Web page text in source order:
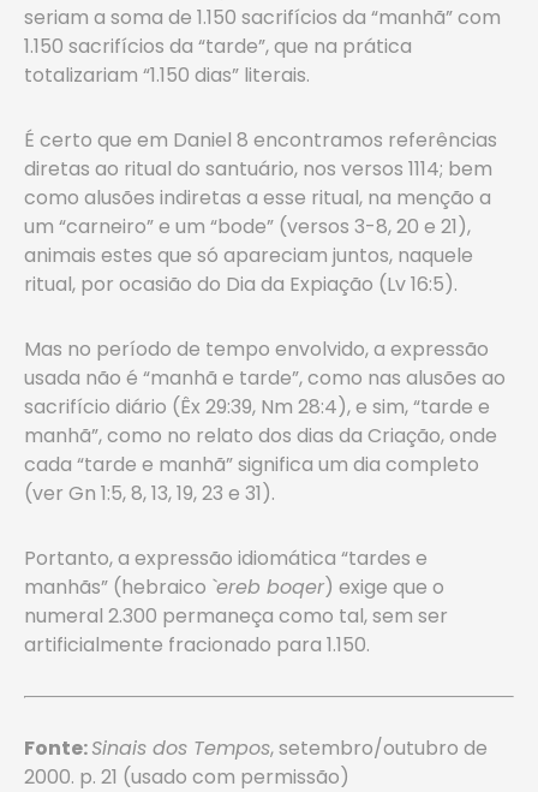
seriam a soma de 1.150 sacrifícios da “manhã” com
1.150 sacrifícios da “tarde”, que na prática
totalizariam “1.150 dias” literais.
É certo que em Daniel 8 encontramos referências
diretas ao ritual do santuário, nos versos 1114; bem
como alusões indiretas a esse ritual, na menção a
um “carneiro” e um “bode” (versos 3-8, 20 e 21),
animais estes que só apareciam juntos, naquele
ritual, por ocasião do Dia da Expiação (Lv 16:5).
Mas no período de tempo envolvido, a expressão
usada não é “manhã e tarde”, como nas alusões ao
sacrifício diário (Êx 29:39, Nm 28:4), e sim, “tarde e
manhã”, como no relato dos dias da Criação, onde
cada “tarde e manhã” significa um dia completo
(ver Gn 1:5, 8, 13, 19, 23 e 31).
Portanto, a expressão idiomática “tardes e
manhãs” (hebraico `ereb boqer) exige que o
numeral 2.300 permaneça como tal, sem ser
artificialmente fracionado para 1.150.
Fonte:Sinais dos Tempos, setembro/outubro de
2000. p. 21 (usado com permissão)